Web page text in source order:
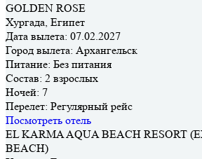
GOLDEN ROSE
Хургада, Египет
Дата вылета: 07.02.2027
Город вылета: Архангельск
Питание: Без питания
Состав: 2 взрослых
Ночей: 7
Перелет: Регулярный рейс
Посмотреть отель
EL KARMA AQUA BEACH RESORT
BEACH)